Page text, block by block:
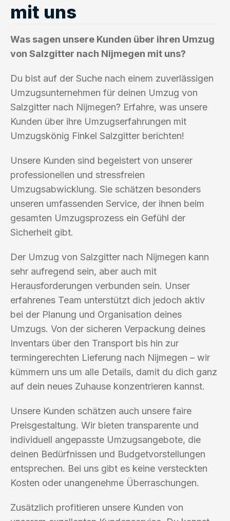
mit uns
Was sagen unsere Kunden über ihren Umzug
von Salzgitter nach Nijmegen mit uns?
Du bist auf der Suche nach einem zuverlässigen
Umzugsunternehmen für deinen Umzug von
Salzgitter nach Nijmegen? Erfahre, was unsere
Kunden über ihre Umzugserfahrungen mit
Umzugskönig Finkel Salzgitter berichten!
Unsere Kunden sind begeistert von unserer
professionellen und stressfreien
Umzugsabwicklung. Sie schätzen besonders
unseren umfassenden Service, der ihnen beim
gesamten Umzugsprozess ein Gefühl der
Sicherheit gibt.
Der Umzug von Salzgitter nach Nijmegen kann
sehr aufregend sein, aber auch mit
Herausforderungen verbunden sein. Unser
erfahrenes Team unterstützt dich jedoch aktiv
bei der Planung und Organisation deines
Umzugs. Von der sicheren Verpackung deines
Inventars über den Transport bis hin zur
termingerechten Lieferung nach Nijmegen – wir
kümmern uns um alle Details, damit du dich ganz
auf dein neues Zuhause konzentrieren kannst.
Unsere Kunden schätzen auch unsere faire
Preisgestaltung. Wir bieten transparente und
individuell angepasste Umzugsangebote, die
deinen Bedürfnissen und Budgetvorstellungen
entsprechen. Bei uns gibt es keine versteckten
Kosten oder unangenehme Überraschungen.
Zusätzlich profitieren unsere Kunden von